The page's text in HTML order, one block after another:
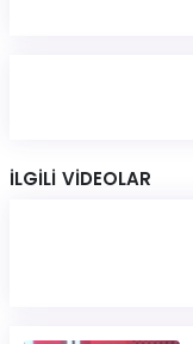
İLGİLİ VİDEOLAR